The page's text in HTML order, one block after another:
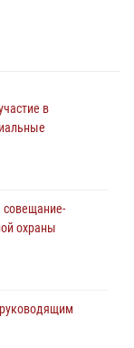
в
совещание-
охраны